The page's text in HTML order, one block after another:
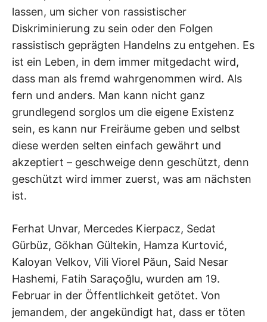
lassen, um sicher von rassistischer
Diskriminierung zu sein oder den Folgen
rassistisch geprägten Handelns zu entgehen. Es
ist ein Leben, in dem immer mitgedacht wird,
dass man als fremd wahrgenommen wird. Als
fern und anders. Man kann nicht ganz
grundlegend sorglos um die eigene Existenz
sein, es kann nur Freiräume geben und selbst
diese werden selten einfach gewährt und
akzeptiert – geschweige denn geschützt, denn
geschützt wird immer zuerst, was am nächsten
ist.
Ferhat Unvar, Mercedes Kierpacz, Sedat
Gürbüz, Gökhan Gültekin, Hamza Kurtović,
Kaloyan Velkov, Vili Viorel Păun, Said Nesar
Hashemi, Fatih Saraçoğlu, wurden am 19.
Februar in der Öffentlichkeit getötet. Von
jemandem, der angekündigt hat, dass er töten